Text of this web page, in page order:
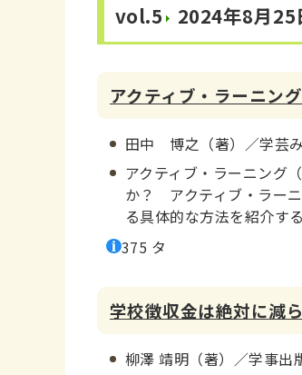
vol.5 2024年8月25
アクティブ・ラーニン
田中 博之（著）／学芸
アクティブ・ラーニング
か？ アクティブ・ラー
る具体的な方法を紹介する
375 タ
学校徴収金は絶対に減ら
柳澤 靖明（著）／学事出